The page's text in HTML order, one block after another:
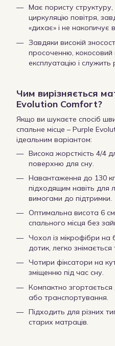
Має пористу
циркуляцію повітря,
«дихає» і не накопичує
Завдяки високій
просоченню,
експлуатацію і
Чим вирізняється
Evolution Comfort?
Якщо ви шукаєте спосіб
спальне місце – Purple
ідеальним варіантом:
Висока жорсткість 4/4
поверхню для сну.
Навантаження до 130
підходящим навіть для
вимогами до підтримки.
Оптимальна висота 6
спального місця без
Чохол із мікрофібри на
дотик, легко знімається
Чотири фіксатори на
зміщенню під час сну.
Компактно згортається
або транспортування.
Підходить для різних
старих матраців.